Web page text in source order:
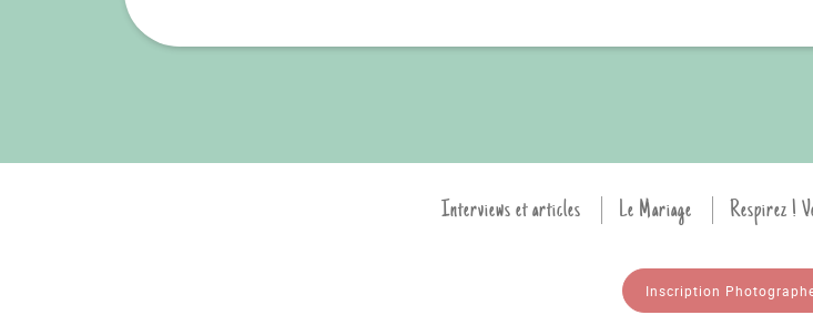
Interviews et articles Le Mariage Respirez !
Inscription